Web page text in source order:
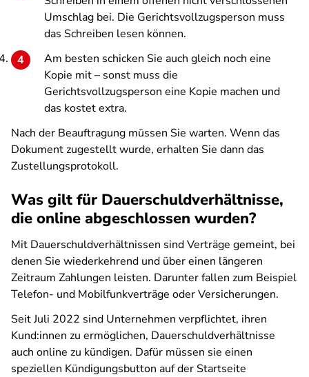
Umschlag bei. Die Gerichtsvollzugsperson muss
das Schreiben lesen können.
Am besten schicken Sie auch gleich noch eine
Kopie mit – sonst muss die
Gerichtsvollzugsperson eine Kopie machen und
das kostet extra.
Nach der Beauftragung müssen Sie warten. Wenn das
Dokument zugestellt wurde, erhalten Sie dann das
Zustellungsprotokoll.
Was gilt für Dauerschuldverhältnisse,
die online abgeschlossen wurden?
Mit Dauerschuldverhältnissen sind Verträge gemeint, bei
denen Sie wiederkehrend und über einen längeren
Zeitraum Zahlungen leisten. Darunter fallen zum Beispiel
Telefon- und Mobilfunkverträge oder Versicherungen.
Seit Juli 2022 sind Unternehmen verpflichtet, ihren
Kund:innen zu ermöglichen, Dauerschuldverhältnisse
auch online zu kündigen. Dafür müssen sie einen
speziellen Kündigungsbutton auf der Startseite